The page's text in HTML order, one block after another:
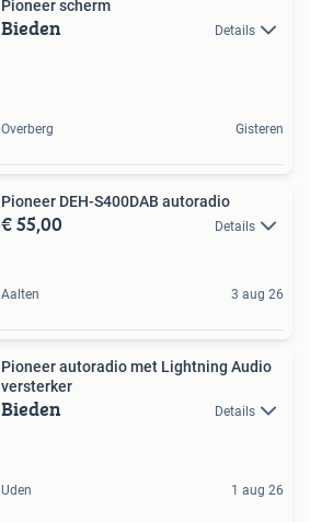
Pioneer scherm
Bieden Details
Overberg Gisteren
Pioneer DEH-S400DAB autoradio
€ 55,00 Details
Aalten 3 aug 26
Pioneer autoradio met Lightning Audio
versterker
Bieden Details
Uden 1 aug 26